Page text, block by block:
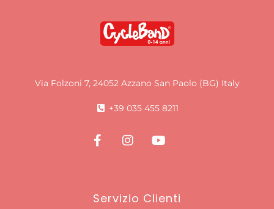
Via Folzoni 7, 24052 Azzano San Paolo (BG) Italy
+39 035 455 8211
Servizio Clienti